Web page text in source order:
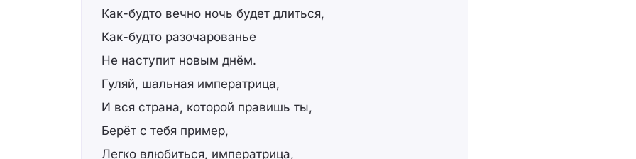
Как-будто вечно ночь будет длиться,
Как-будто разочарованье
Не наступит новым днём.
Гуляй, шальная императрица,
И вся страна, которой правишь ты,
Берёт с тебя пример,
Легко влюбиться, императрица,